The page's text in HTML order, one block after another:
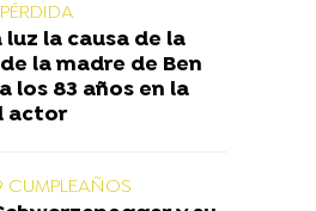
luz la causa de la
la madre de Ben
los 83 años en la
actor
CUMPLEAÑOS